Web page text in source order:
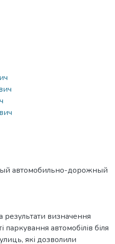
автомобильно-дорожный
результати визначення
паркування автомобілів біля
які дозволили